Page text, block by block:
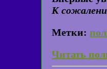
К
Метки:
Читать